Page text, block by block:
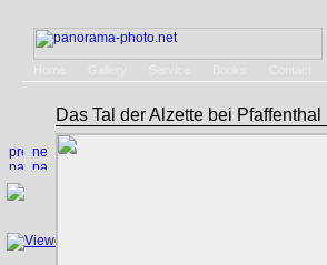
Das Tal der Alzette bei Pfaffenthal